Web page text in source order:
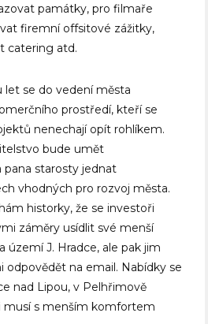
památky, pro filmaře
firemní offsitové zážitky,
catering atd.
let se do vedení města
prostředí, kteří se
nenechají opít rohlíkem.
bude umět
starosty jednat
vhodných pro rozvoj města.
historky, že se investoři
záměry usídlit své menší
území J. Hradce, ale pak jim
odpovědět na email. Nabídky se
nad Lipou, v Pelhřimově
musí s menším komfortem